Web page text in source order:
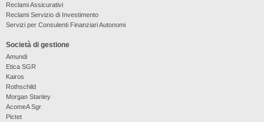
Reclami Assicurativi
Reclami Servizio di Investimento
Servizi per Consulenti Finanziari Autonomi
Società di gestione
Amundi
Etica SGR
Kairos
Rothschild
Morgan Stanley
AcomeA Sgr
Pictet